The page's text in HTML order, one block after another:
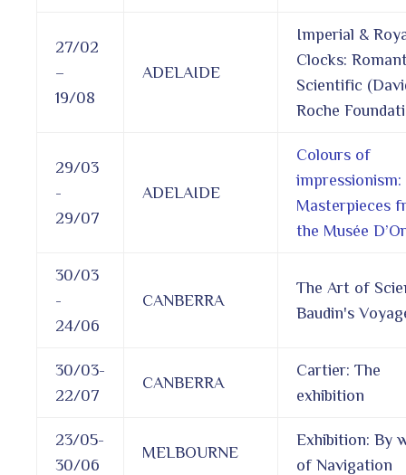
27/02
–
19/08
ADELAIDE
Imperial &
Clocks:
Scientific
Roche
29/03
-
29/07
ADELAIDE
Colours of
impressionism:
Masterpieces
the Musée
30/03
-
24/06
CANBERRA
The Art of
Baudin's
30/03-
22/07
CANBERRA
Cartier: The
exhibition
23/05-
30/06
MELBOURNE
Exhibition: By
of Navigation